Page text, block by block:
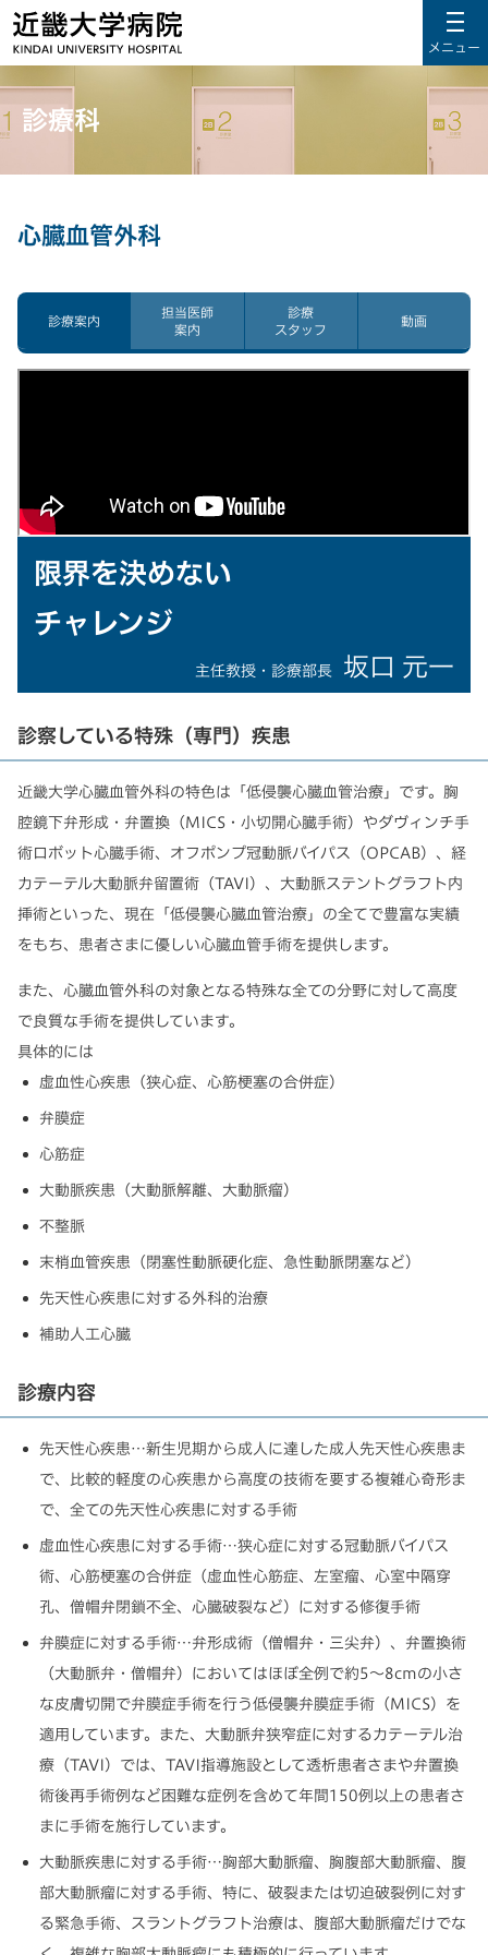
メニュー
診療科
心臓血管外科
診療案内
担当医師
案内
診療
スタッフ
動画
限界を決めない
チャレンジ
主任教授・診療部長 坂口 元一
診察している特殊（専門）疾患
近畿大学心臓血管外科の特色は「低侵襲心臓血管治療」です。胸
腔鏡下弁形成・弁置換（MICS・小切開心臓手術）やダヴィンチ手
術ロボット心臓手術、オフポンプ冠動脈バイパス（OPCAB）、経
カテーテル大動脈弁留置術（TAVI）、大動脈ステントグラフト内
挿術といった、現在「低侵襲心臓血管治療」の全てで豊富な実績
をもち、患者さまに優しい心臓血管手術を提供します。
また、心臓血管外科の対象となる特殊な全ての分野に対して高度
で良質な手術を提供しています。
具体的には
虚血性心疾患（狭心症、心筋梗塞の合併症）
弁膜症
心筋症
大動脈疾患（大動脈解離、大動脈瘤）
不整脈
末梢血管疾患（閉塞性動脈硬化症、急性動脈閉塞など）
先天性心疾患に対する外科的治療
補助人工心臓
診療内容
先天性心疾患…新生児期から成人に達した成人先天性心疾患ま
で、比較的軽度の心疾患から高度の技術を要する複雑心奇形ま
で、全ての先天性心疾患に対する手術
虚血性心疾患に対する手術…狭心症に対する冠動脈バイパス
術、心筋梗塞の合併症（虚血性心筋症、左室瘤、心室中隔穿
孔、僧帽弁閉鎖不全、心臓破裂など）に対する修復手術
弁膜症に対する手術…弁形成術（僧帽弁・三尖弁）、弁置換術
（大動脈弁・僧帽弁）においてはほぼ全例で約5～8cmの小さ
な皮膚切開で弁膜症手術を行う低侵襲弁膜症手術（MICS）を
適用しています。また、大動脈弁狭窄症に対するカテーテル治
療（TAVI）では、TAVI指導施設として透析患者さまや弁置換
術後再手術例など困難な症例を含めて年間150例以上の患者さ
まに手術を施行しています。
大動脈疾患に対する手術…胸部大動脈瘤、胸腹部大動脈瘤、腹
部大動脈瘤に対する手術、特に、破裂または切迫破裂例に対す
る緊急手術、スラントグラフト治療は、腹部大動脈瘤だけでな